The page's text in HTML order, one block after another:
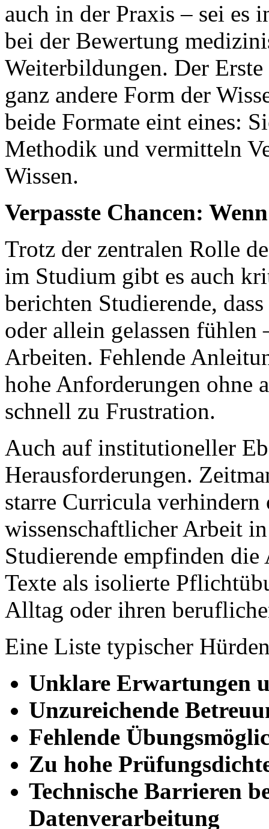
auch in der Praxis – sei es
bei der Bewertung
Weiterbildungen. Der
ganz andere Form der
beide Formate eint eines:
Methodik und vermitteln
Wissen.
Verpasste Chancen:
Trotz der zentralen Rolle
im Studium gibt es auch
berichten Studierende,
oder allein gelassen fühlen
Arbeiten. Fehlende
hohe Anforderungen ohne
schnell zu Frustration.
Auch auf institutioneller
Herausforderungen.
starre Curricula
wissenschaftlicher Arbeit
Studierende empfinden
Texte als isolierte
Alltag oder ihren
Eine Liste typischer
Unklare Erwartungen
Unzureichende
Fehlende
Zu hohe
Technische Barrieren
Datenverarbeitung